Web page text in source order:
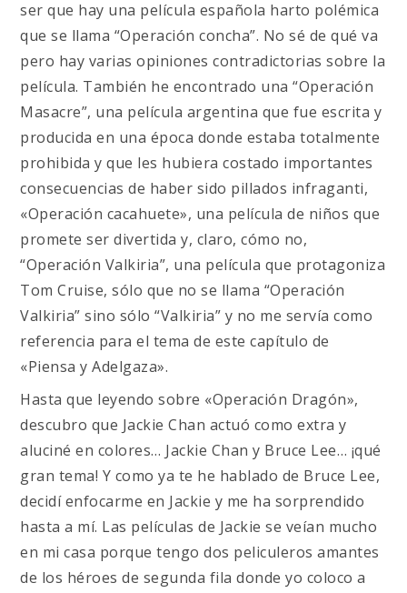
ser que hay una película española harto polémica
que se llama “Operación concha”. No sé de qué va
pero hay varias opiniones contradictorias sobre la
película. También he encontrado una “Operación
Masacre”, una película argentina que fue escrita y
producida en una época donde estaba totalmente
prohibida y que les hubiera costado importantes
consecuencias de haber sido pillados infraganti,
«Operación cacahuete», una película de niños que
promete ser divertida y, claro, cómo no,
“Operación Valkiria”, una película que protagoniza
Tom Cruise, sólo que no se llama “Operación
Valkiria” sino sólo “Valkiria” y no me servía como
referencia para el tema de este capítulo de
«Piensa y Adelgaza».
Hasta que leyendo sobre «Operación Dragón»,
descubro que Jackie Chan actuó como extra y
aluciné en colores… Jackie Chan y Bruce Lee… ¡qué
gran tema! Y como ya te he hablado de Bruce Lee,
decidí enfocarme en Jackie y me ha sorprendido
hasta a mí. Las películas de Jackie se veían mucho
en mi casa porque tengo dos peliculeros amantes
de los héroes de segunda fila donde yo coloco a